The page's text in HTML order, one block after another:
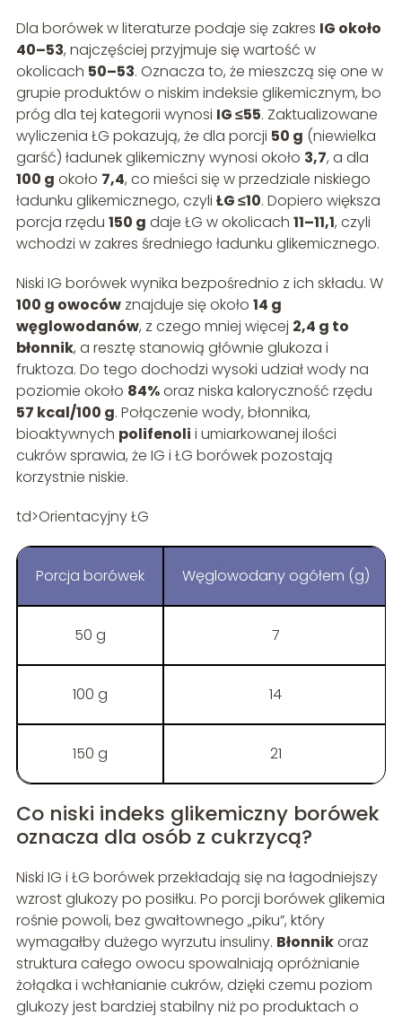
Dla borówek w literaturze podaje się zakres IG około
40–53, najczęściej przyjmuje się wartość w
okolicach 50–53. Oznacza to, że mieszczą się one w
grupie produktów o niskim indeksie glikemicznym, bo
próg dla tej kategorii wynosi IG ≤55. Zaktualizowane
wyliczenia ŁG pokazują, że dla porcji 50 g (niewielka
garść) ładunek glikemiczny wynosi około 3,7, a dla
100 g około 7,4, co mieści się w przedziale niskiego
ładunku glikemicznego, czyli ŁG ≤10. Dopiero większa
porcja rzędu 150 g daje ŁG w okolicach 11–11,1, czyli
wchodzi w zakres średniego ładunku glikemicznego.
Niski IG borówek wynika bezpośrednio z ich składu. W
100 g owocówznajduje się około 14 g
węglowodanów, z czego mniej więcej 2,4 g to
błonnik, a resztę stanowią głównie glukoza i
fruktoza. Do tego dochodzi wysoki udział wody na
poziomie około 84%oraz niska kaloryczność rzędu
57 kcal/100 g. Połączenie wody, błonnika,
bioaktywnych polifenoli i umiarkowanej ilości
cukrów sprawia, że IG i ŁG borówek pozostają
korzystnie niskie.
td>Orientacyjny ŁG
Porcja borówek Węglowodany ogółem (g)
50 g 7
100 g 14
150 g 21
Co niski indeks glikemiczny borówek
oznacza dla osób z cukrzycą?
Niski IG i ŁG borówek przekładają się na łagodniejszy
wzrost glukozy po posiłku. Po porcji borówek glikemia
rośnie powoli, bez gwałtownego „piku”, który
wymagałby dużego wyrzutu insuliny. Błonnikoraz
struktura całego owocu spowalniają opróżnianie
żołądka i wchłanianie cukrów, dzięki czemu poziom
glukozy jest bardziej stabilny niż po produktach o